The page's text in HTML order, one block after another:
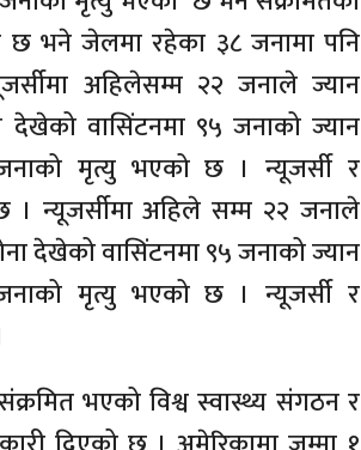
भने जेलमा रहेका ३८ जनामा पनि
अहिलेसम्म २२ जनाले ज्यान
वासिंटनमा ९५ जनाको ज्यान
मृत्यु भएको छ । न्यूजर्सी र
। न्यूजर्सीमा अहिले सम्म २२ जनाले
देखेको वासिंटनमा ९५ जनाको ज्यान
मृत्यु भएको छ । न्यूजर्सी र
भएको विश्व स्वास्थ्य संगठन र